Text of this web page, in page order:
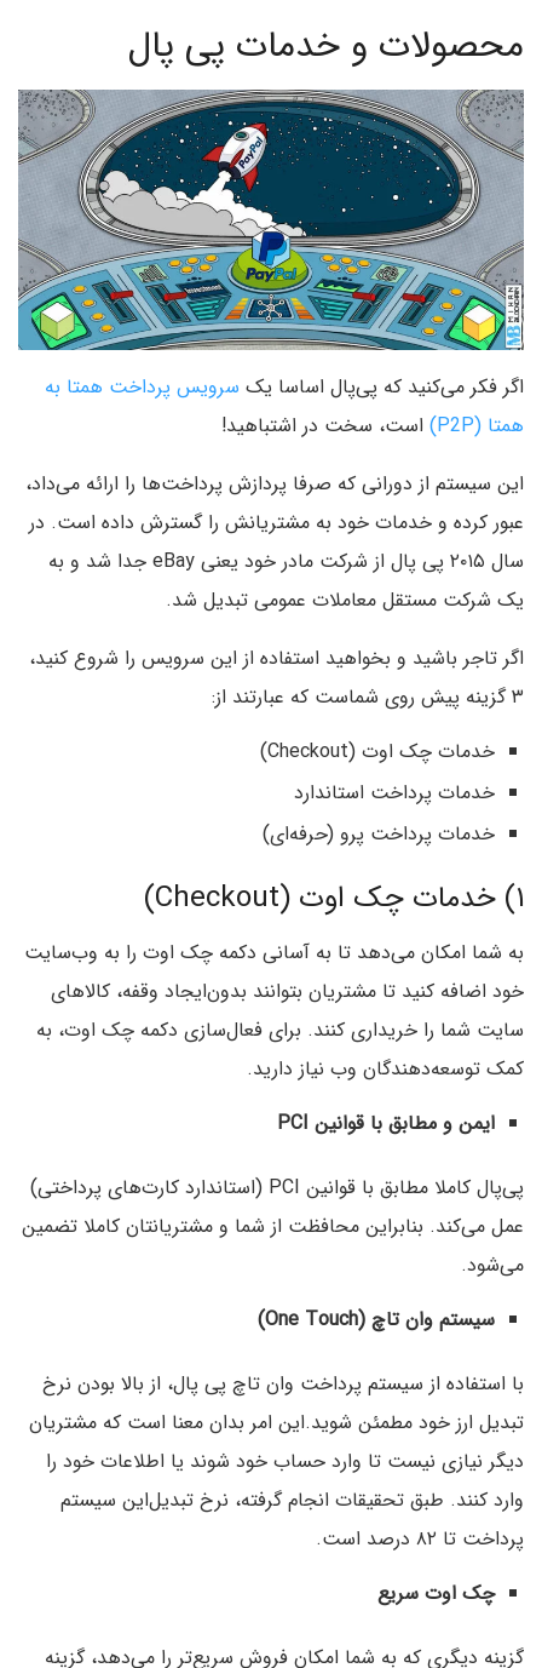
محصولات و خدمات پی پال
اگر فکر می‌کنید که پی‌پال اساسا یک سرویس پرداخت همتا به
همتا (P2P)
است، سخت در اشتباهید!
این سیستم از دورانی که صرفا پردازش پرداخت‌ها را ارائه می‌داد،
عبور کرده و خدمات خود به مشتریانش را گسترش داده است. در
سال ۲۰۱۵ پی پال از شرکت مادر خود یعنی eBay جدا شد و به
یک شرکت مستقل معاملات عمومی تبدیل شد.
اگر تاجر باشید و بخواهید استفاده از این سرویس را شروع کنید،
۳ گزینه پیش روی شماست که عبارتند از:
خدمات چک اوت (Checkout)
خدمات پرداخت استاندارد
خدمات پرداخت پرو (حرفه‌ای)
۱) خدمات چک اوت (Checkout)
به شما امکان می‌دهد تا به آسانی دکمه چک اوت را به وب‌سایت
خود اضافه کنید تا مشتریان بتوانند بدون‌ایجاد وقفه، کالاهای
سایت شما را خریداری کنند. برای فعال‌سازی دکمه چک اوت، به
کمک توسعه‌دهندگان وب نیاز دارید.
ایمن و مطابق با قوانین PCI
پی‌پال کاملا مطابق با قوانین PCI (استاندارد کارت‌های پرداختی)
عمل می‌کند. بنابراین محافظت از شما و مشتریانتان کاملا تضمین
می‌شود.
سیستم وان تاچ (One Touch)
با استفاده از سیستم پرداخت وان تاچ پی پال، از بالا بودن نرخ
تبدیل ارز خود مطمئن شوید.‌این امر بدان معنا است که مشتریان
دیگر نیازی نیست تا وارد حساب خود شوند یا اطلاعات خود را
وارد کنند. طبق تحقیقات انجام گرفته، نرخ تبدیل‌این سیستم
پرداخت تا ۸۲ درصد است.
چک اوت سریع
گزینه دیگری که به شما امکان فروش سریع‌تر را می‌دهد، گزینه